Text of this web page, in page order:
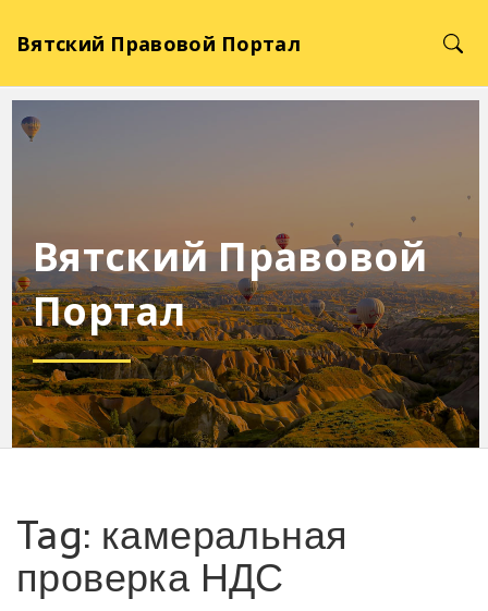
Вятский Правовой Портал
Вятский Правовой
Портал
Tag: камеральная
проверка НДС